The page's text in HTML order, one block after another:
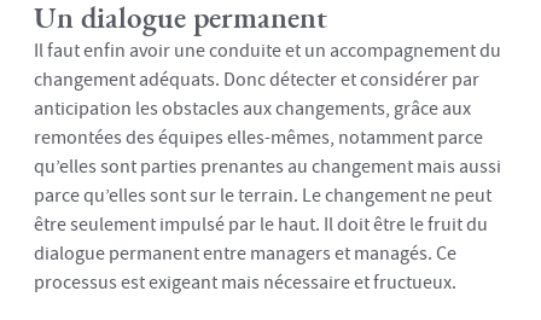
Un dialogue permanent
Il faut enfin avoir une conduite et un accompagnement du
changement adéquats. Donc détecter et considérer par
anticipation les obstacles aux changements, grâce aux
remontées des équipes elles-mêmes, notamment parce
qu’elles sont parties prenantes au changement mais aussi
parce qu’elles sont sur le terrain. Le changement ne peut
être seulement impulsé par le haut. Il doit être le fruit du
dialogue permanent entre managers et managés. Ce
processus est exigeant mais nécessaire et fructueux.